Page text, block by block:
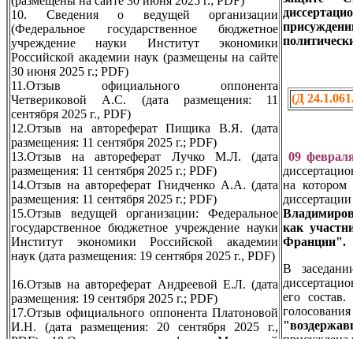
10. Сведения о ведущей организации
(Федеральное государственное бюджетное
учреждение науки Институт экономики
Российской академии наук (размещены на сайте
30 июня 2025 г.; PDF)
11.Отзыв официального оппонента
Четвериковой А.С. (дата размещения: 11
сентября 2025 г., PDF)
12.Отзыв на автореферат Пищика В.Я. (дата
размещения: 11 сентября 2025 г.; PDF)
13.Отзыв на автореферат Лучко М.Л. (дата
размещения: 11 сентября 2025 г.; PDF)
14.Отзыв на автореферат Гнидченко А.А. (дата
размещения: 11 сентября 2025 г.; PDF)
15.Отзыв ведущей организации: Федеральное
государственное бюджетное учреждение науки
Институт экономики Российской академии
наук (дата размещения: 19 сентября 2025 г., PDF)
16.Отзыв на автореферат Андреевой Е.Л. (дата
размещения: 19 сентября 2025 г.; PDF)
17.Отзыв официального оппонента Платоновой
И.Н. (дата размещения: 20 сентября 2025 г.,
(Д
09
на котором
как
Франции".
В
его